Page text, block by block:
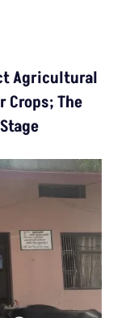
Agricultural
Crops; The